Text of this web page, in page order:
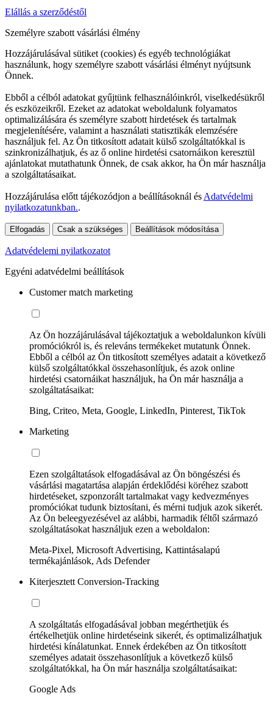
Elállás a szerződéstől
Személyre szabott vásárlási élmény
Hozzájárulásával sütiket (cookies) és egyéb technológiákat
használunk, hogy személyre szabott vásárlási élményt nyújtsunk
Önnek.
Ebből a célból adatokat gyűjtünk felhasználóinkról, viselkedésükről
és eszközeikről. Ezeket az adatokat weboldalunk folyamatos
optimalizálására és személyre szabott hirdetések és tartalmak
megjelenítésére, valamint a használati statisztikák elemzésére
használjuk fel. Az Ön titkosított adatait külső szolgáltatókkal is
szinkronizálhatjuk, és az ő online hirdetési csatornáikon keresztül
ajánlatokat mutathatunk Önnek, de csak akkor, ha Ön már használja
a szolgáltatásaikat.
Hozzájárulása előtt tájékozódjon a beállításoknál ésAdatvédelmi
nyilatkozatunkban..
Elfogadás Csak a szükséges Beállítások módosítása
Adatvédelemi nyilatkozatot
Egyéni adatvédelmi beállítások
Customer match marketing
Az Ön hozzájárulásával tájékoztatjuk a weboldalunkon kívüli
promóciókról is, és releváns termékeket mutatunk Önnek.
Ebből a célból az Ön titkosított személyes adatait a következő
külső szolgáltatókkal összehasonlítjuk, és azok online
hirdetési csatornáikat használjuk, ha Ön már használja a
szolgáltatásaikat:
Bing, Criteo, Meta, Google, LinkedIn, Pinterest, TikTok
Marketing
Ezen szolgáltatások elfogadásával az Ön böngészési és
vásárlási magatartása alapján érdeklődési köréhez szabott
hirdetéseket, szponzorált tartalmakat vagy kedvezményes
promóciókat tudunk biztosítani, és mérni tudjuk azok sikerét.
Az Ön beleegyezésével az alábbi, harmadik féltől származó
szolgáltatásokat használjuk ezen a weboldalon:
Meta-Pixel, Microsoft Advertising, Kattintásalapú
termékajánlások, Ads Defender
Kiterjesztett Conversion-Tracking
A szolgáltatás elfogadásával jobban megérthetjük és
értékelhetjük online hirdetéseink sikerét, és optimalizálhatjuk
hirdetési kínálatunkat. Ennek érdekében az Ön titkosított
személyes adatait összehasonlítjuk a következő külső
szolgáltatókkal, ha Ön már használja szolgáltatásaikat:
Google Ads